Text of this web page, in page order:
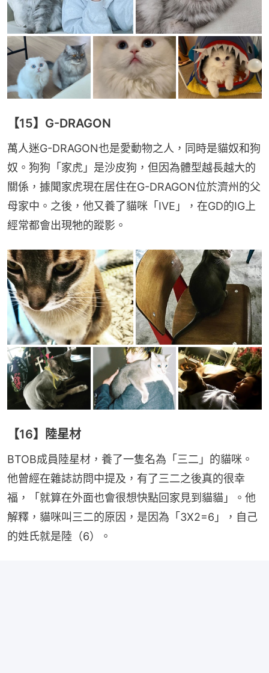
【15】G-DRAGON
萬人迷G-DRAGON也是愛動物之人，同時是貓奴和狗
奴。狗狗「家虎」是沙皮狗，但因為體型越長越大的
關係，據聞家虎現在居住在G-DRAGON位於濟州的父
母家中。之後，他又養了貓咪「IVE」，在GD的IG上
經常都會出現牠的蹤影。
【16】陸星材
BTOB成員陸星材，養了一隻名為「三二」的貓咪。
他曾經在雜誌訪問中提及，有了三二之後真的很幸
福，「就算在外面也會很想快點回家見到貓貓」。他
解釋，貓咪叫三二的原因，是因為「3X2=6」，自己
的姓氏就是陸（6）。